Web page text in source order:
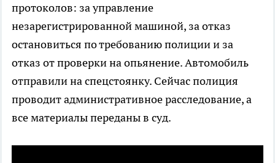
протоколов: за управление
незарегистрированной машиной, за отказ
остановиться по требованию полиции и за
отказ от проверки на опьянение. Автомобиль
отправили на спецстоянку. Сейчас полиция
проводит административное расследование, а
все материалы переданы в суд.